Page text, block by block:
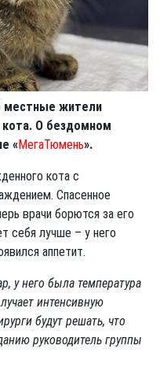
местные жители
кота. О бездомном
«МегаТюмень».
кота с
Спасенное
врачи борются за его
себя лучше – у него
аппетит.
у него была температура
интенсивную
будут решать, что
руководитель группы